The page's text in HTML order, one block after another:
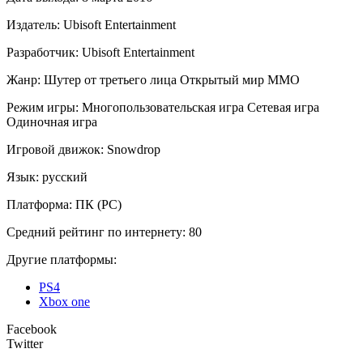
Издатель: Ubisoft Entertainment
Разработчик: Ubisoft Entertainment
Жанр: Шутер от третьего лица Открытый мир ММО
Режим игры: Многопользовательская игра Сетевая игра
Одиночная игра
Игровой движок: Snowdrop
Язык: русский
Платформа: ПК (PC)
Средний рейтинг по интернету: 80
Другие платформы:
PS4
Xbox one
Facebook
Twitter